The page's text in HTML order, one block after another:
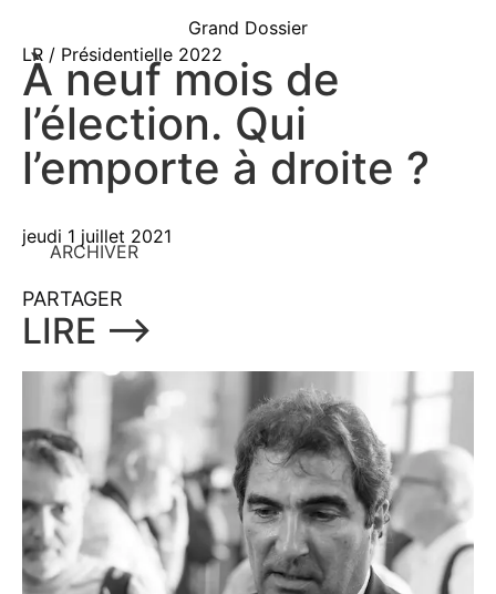
Grand Dossier
LR / Présidentielle 2022
À neuf mois de
l’élection. Qui
l’emporte à droite ?
jeudi 1 juillet 2021
ARCHIVER
PARTAGER
LIRE ⟶